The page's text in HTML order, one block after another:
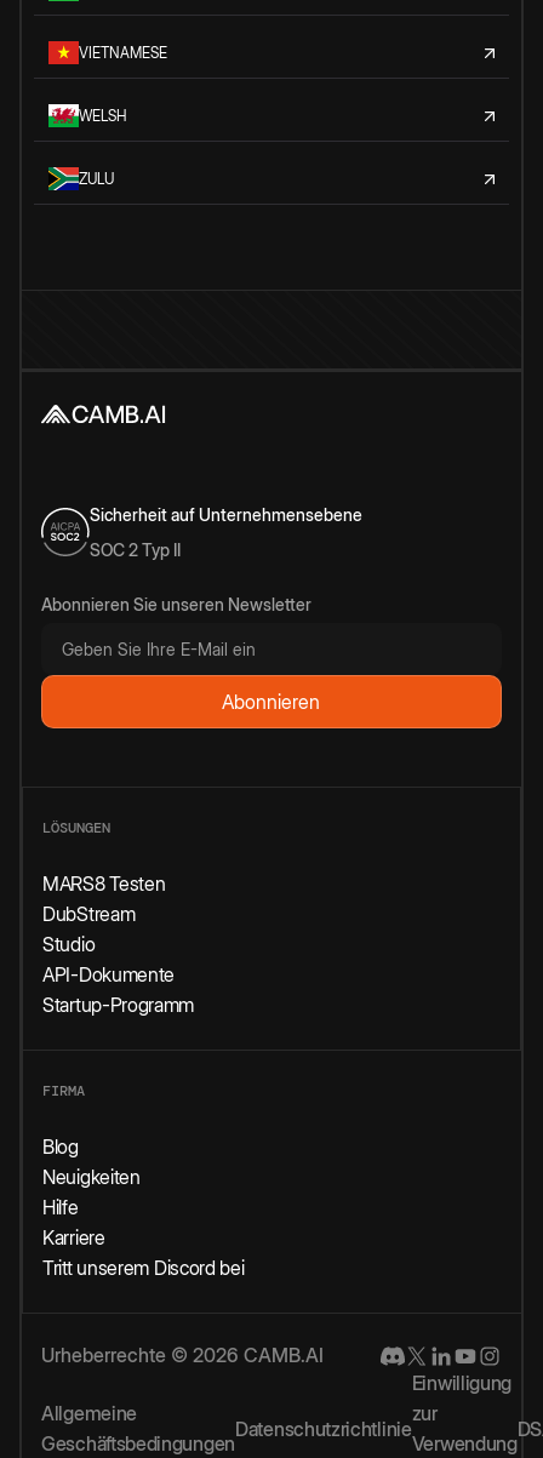
VIETNAMESE
WELSH
ZULU
Sicherheit auf Unternehmensebene
SOC 2 Typ II
Abonnieren Sie unseren Newsletter
LÖSUNGEN
MARS8 Testen
DubStream
Studio
API-Dokumente
Startup-Programm
FIRMA
Blog
Neuigkeiten
Hilfe
Karriere
Tritt unserem Discord bei
Urheberrechte © 2026 CAMB.AI
Allgemeine
Geschäftsbedingungen
Datenschutzrichtlinie
Einwilligung
zur
Verwendung